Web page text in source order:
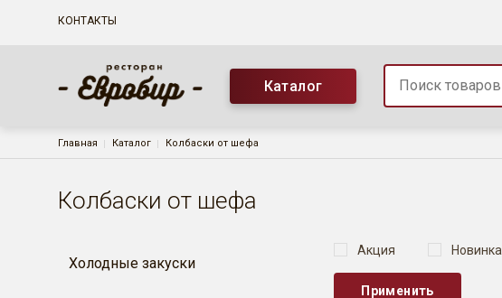
Основная навигация
КОНТАКТЫ
Каталог
Строка навигации
Главная Каталог Колбаски от шефа
Колбаски от шефа
Холодные закуски
Акция Новинка